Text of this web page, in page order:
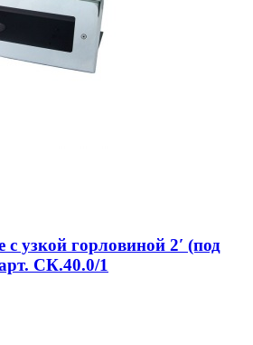
узкой горловиной 2′ (под
СК.40.0/1